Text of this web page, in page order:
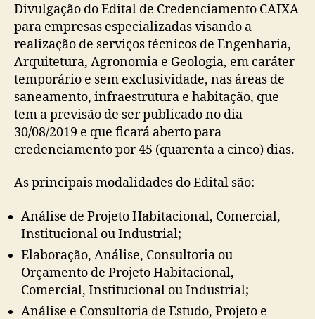
Credenciamento
CAIXA
Divulgação do Edital de Credenciamento CAIXA
para empresas especializadas visando a
realização de serviços técnicos de Engenharia,
Arquitetura, Agronomia e Geologia, em caráter
temporário e sem exclusividade, nas áreas de
saneamento, infraestrutura e habitação, que
tem a previsão de ser publicado no dia
30/08/2019 e que ficará aberto para
credenciamento por 45 (quarenta a cinco) dias.
As principais modalidades do Edital são:
Análise de Projeto Habitacional, Comercial,
Institucional ou Industrial;
Elaboração, Análise, Consultoria ou
Orçamento de Projeto Habitacional,
Comercial, Institucional ou Industrial;
Análise e Consultoria de Estudo, Projeto e